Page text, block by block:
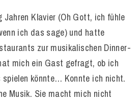
Klavier (Oh Gott, ich fühle
ich das sage) und hatte
zur musikalischen Dinner-
mich ein Gast gefragt, ob ich
könnte… Konnte ich nicht.
Musik. Sie macht mich nicht